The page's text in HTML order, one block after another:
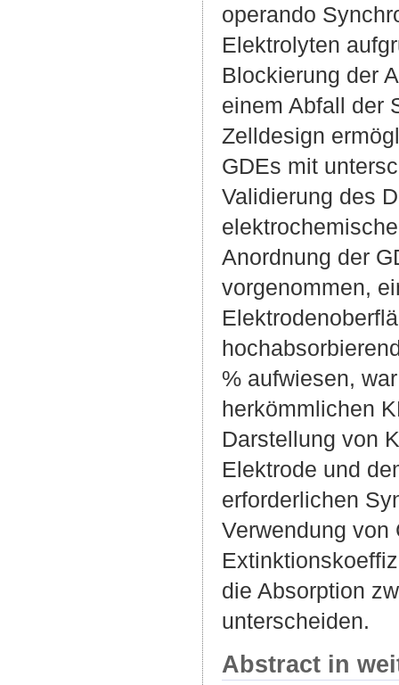
operando
Elektrolyten
Blockierung der
einem Abfall der
Zelldesign
GDEs mit
Validierung des
Anordnung der
vorgenommen,
% aufwiesen,
herkömmlichen
Darstellung von
Elektrode und
erforderlichen
Verwendung von
die Absorption
unterscheiden.
Abstract in